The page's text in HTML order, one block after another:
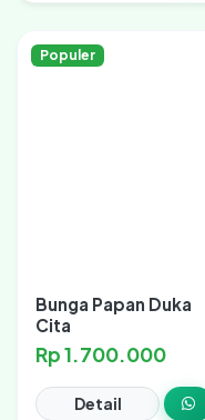
Populer
Bunga Papan Duka
Cita
Rp 1.700.000
Detail